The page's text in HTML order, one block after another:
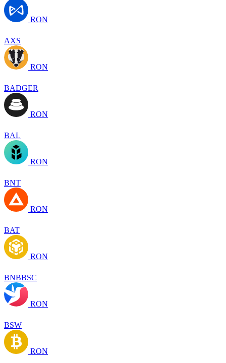
RON
AXS
RON
BADGER
RON
BAL
RON
BNT
RON
BAT
RON
BNBBSC
RON
BSW
RON